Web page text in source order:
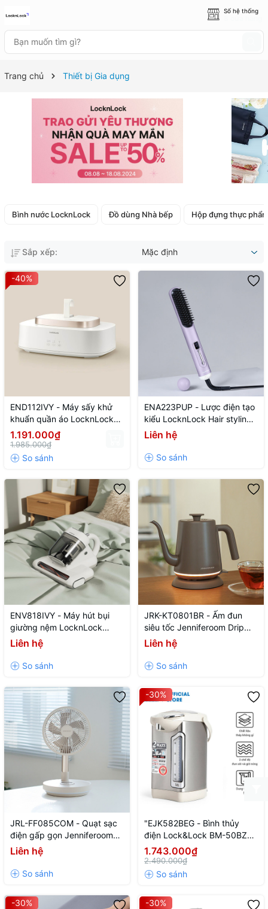
Số hệ thống
Trang chủ Thiết bị Gia dụng
Bình nước LocknLock Đồ dùng Nhà bếp Hộp đựng thực phẩm
Sắp xếp: Mặc định
-40%
END112IVY - Máy sấy khử
khuẩn quần áo LocknLock
Cloth sterilizer dryer 220V~,
50HZ, 600W - Màu ngà
1.191.000₫
1.985.000₫
ENA223PUP - Lược điện tạo
kiểu LocknLock Hair styling
brush 220V~, 50Hz, 43W -
Màu tím
Liên hệ
ENV818IVY - Máy hút bụi
giường nệm LocknLock
Mattress vacuum cleaner
220V~, 50Hz, 300W, 0.5L -
Màu ngà
Liên hệ
JRK-KT0801BR - Ấm đun
siêu tốc Jenniferoom Drip
kettle 220 V, 50 Hz, 1350 W,
0.8 L- Màu nâu
Liên hệ
JRL-FF085COM - Quạt sạc
điện gấp gọn Jenniferoom
Foldable fan 5V, 2A, 8W,
8000mAh - Màu be
Liên hệ
-30%
"EJK582BEG - Bình thủy
điện Lock&Lock BM-50BZ3
5L, nguồn điện 220V-240V,
công suất 750W, 50-60Hz "
1.743.000₫
2.490.000₫
-30% -30%